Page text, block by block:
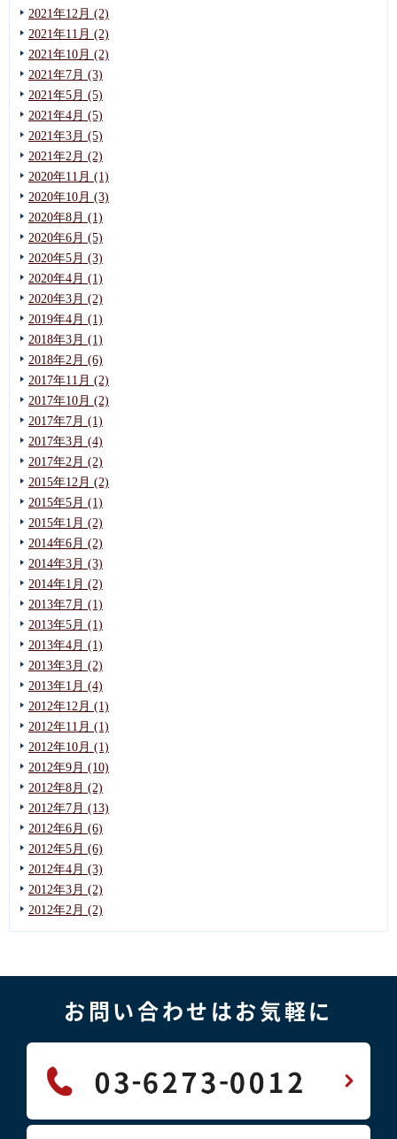
2021年12月 (2)
2021年11月 (2)
2021年10月 (2)
2021年7月 (3)
2021年5月 (5)
2021年4月 (5)
2021年3月 (5)
2021年2月 (2)
2020年11月 (1)
2020年10月 (3)
2020年8月 (1)
2020年6月 (5)
2020年5月 (3)
2020年4月 (1)
2020年3月 (2)
2019年4月 (1)
2018年3月 (1)
2018年2月 (6)
2017年11月 (2)
2017年10月 (2)
2017年7月 (1)
2017年3月 (4)
2017年2月 (2)
2015年12月 (2)
2015年5月 (1)
2015年1月 (2)
2014年6月 (2)
2014年3月 (3)
2014年1月 (2)
2013年7月 (1)
2013年5月 (1)
2013年4月 (1)
2013年3月 (2)
2013年1月 (4)
2012年12月 (1)
2012年11月 (1)
2012年10月 (1)
2012年9月 (10)
2012年8月 (2)
2012年7月 (13)
2012年6月 (6)
2012年5月 (6)
2012年4月 (3)
2012年3月 (2)
2012年2月 (2)
お問い合わせはお気軽に